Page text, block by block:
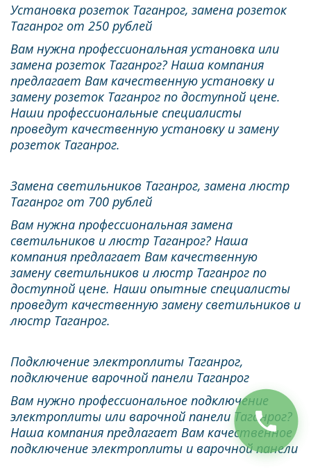
Установка розеток Таганрог, замена розеток
Таганрог от 250 рублей
Вам нужна профессиональная установка или
замена розеток Таганрог? Наша компания
предлагает Вам качественную установку и
замену розеток Таганрог по доступной цене.
Наши профессиональные специалисты
проведут качественную установку и замену
розеток Таганрог.
Замена светильников Таганрог, замена люстр
Таганрог от 700 рублей
Вам нужна профессиональная замена
светильников и люстр Таганрог? Наша
компания предлагает Вам качественную
замену светильников и люстр Таганрог по
доступной цене. Наши опытные специалисты
проведут качественную замену светильников и
люстр Таганрог.
Подключение электроплиты Таганрог,
подключение варочной панели Таганрог
Вам нужно профессиональное подключение
электроплиты или варочной панели Таганрог?
Наша компания предлагает Вам качественное
подключение электроплиты и варочной панели